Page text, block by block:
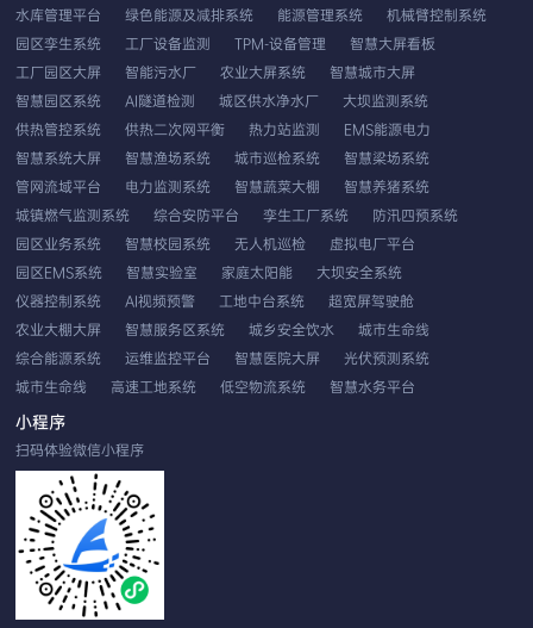
水库管理平台
绿色能源及减排系统 能源管理系统
机械臂控制系统
园区孪生系统
工厂设备监测 TPM-设备管理
智慧大屏看板
工厂园区大屏
智能污水厂 农业大屏系统
智慧城市大屏
智慧园区系统
AI隧道检测 城区供水净水厂
大坝监测系统
供热管控系统
供热二次网平衡 热力站监测
EMS能源电力
智慧系统大屏
智慧渔场系统 城市巡检系统
智慧梁场系统
管网流域平台
电力监测系统 智慧蔬菜大棚
智慧养猪系统
城镇燃气监测系统
综合安防平台 孪生工厂系统
防汛四预系统
园区业务系统
智慧校园系统 无人机巡检
虚拟电厂平台
园区EMS系统
智慧实验室 家庭太阳能
大坝安全系统
仪器控制系统
AI视频预警 工地中台系统
超宽屏驾驶舱
农业大棚大屏
智慧服务区系统 城乡安全饮水
城市生命线
综合能源系统
运维监控平台 智慧医院大屏
光伏预测系统
城市生命线
高速工地系统 低空物流系统
智慧水务平台
EMS智慧云平台
无人机车载巡检
工业视觉分析
小程序
扫码体验微信小程序